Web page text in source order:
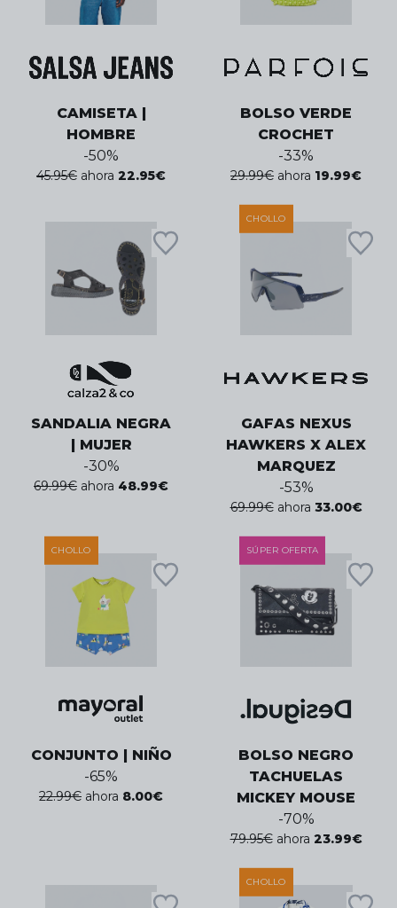
CAMISETA |
HOMBRE
-50%
45.95€ ahora 22.95€
BOLSO VERDE
CROCHET
-33%
29.99€ ahora 19.99€
SANDALIA NEGRA
| MUJER
-30%
69.99€ ahora 48.99€
CHOLLO
GAFAS NEXUS
HAWKERS X ALEX
MARQUEZ
-53%
69.99€ ahora 33.00€
CHOLLO
CONJUNTO | NIÑO
-65%
22.99€ ahora 8.00€
SÚPER OFERTA
BOLSO NEGRO
TACHUELAS
MICKEY MOUSE
-70%
79.95€ ahora 23.99€
CHOLLO